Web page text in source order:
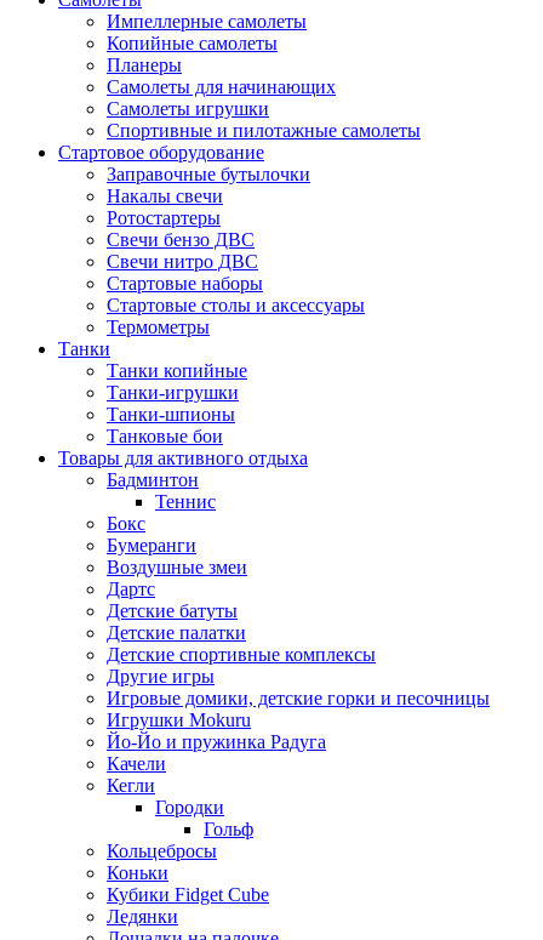
Импеллерные самолеты
Копийные самолеты
Планеры
Самолеты для начинающих
Самолеты игрушки
Спортивные и пилотажные самолеты
Стартовое оборудование
Заправочные бутылочки
Накалы свечи
Ротостартеры
Свечи бензо ДВС
Свечи нитро ДВС
Стартовые наборы
Стартовые столы и аксессуары
Термометры
Танки
Танки копийные
Танки-игрушки
Танки-шпионы
Танковые бои
Товары для активного отдыха
Бадминтон
Теннис
Бокс
Бумеранги
Воздушные змеи
Дартс
Детские батуты
Детские палатки
Детские спортивные комплексы
Другие игры
Игровые домики, детские горки и песочницы
Игрушки Mokuru
Йо-Йо и пружинка Радуга
Качели
Кегли
Городки
Гольф
Кольцебросы
Коньки
Кубики Fidget Cube
Ледянки